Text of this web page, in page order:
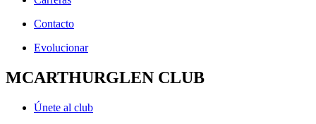
Contacto
Evolucionar
MCARTHURGLEN CLUB
Únete al club